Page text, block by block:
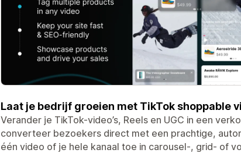
Laat je bedrijf groeien met TikTok shoppable
Verander je TikTok-video’s, Reels en UGC in een
converteer bezoekers direct met een prachtige,
één video of je hele kanaal toe in carousel-, grid- of